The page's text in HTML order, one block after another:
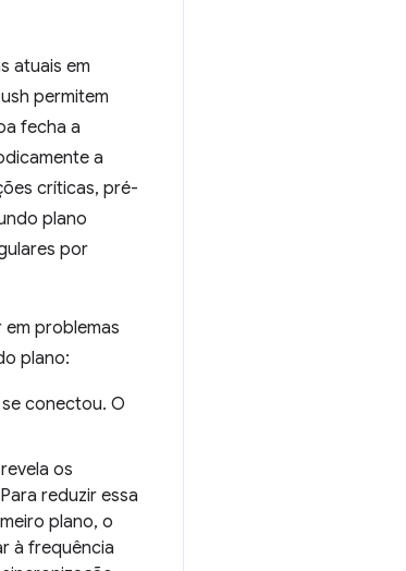
atuais em
permitem
fecha a
a
críticas, pré-
plano
por
problemas
plano:
conectou. O
os
reduzir essa
plano, o
à frequência